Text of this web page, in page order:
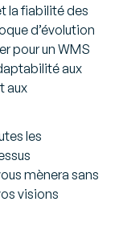
la fiabilité des
d’évolution
pour un WMS
aux
aux
les
mènera sans
visions